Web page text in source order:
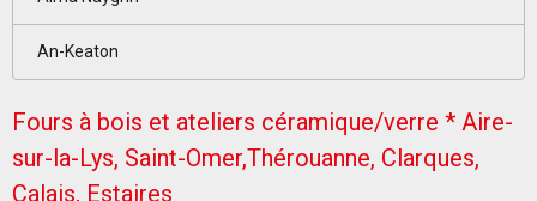
An-Keaton
Fours à bois et ateliers céramique/verre * Aire-
sur-la-Lys, Saint-Omer,Thérouanne, Clarques,
Calais, Estaires